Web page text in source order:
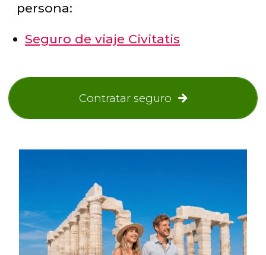
persona:
Seguro de viaje Civitatis
Contratar seguro